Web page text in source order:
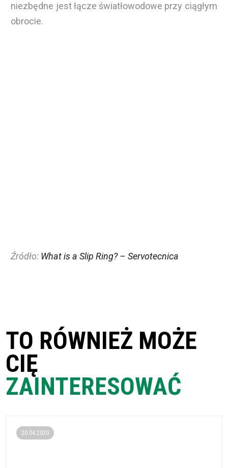
niezbędne jest łącze światłowodowe przy ciągłym
obrocie.
Źródło: What is a Slip Ring? – Servotecnica
TO RÓWNIEŻ MOŻE
CIĘ
ZAINTERESOWAĆ
20.04.2020